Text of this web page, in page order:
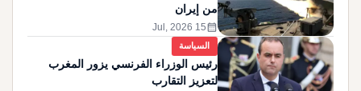
من إيران
calendar_month
15 Jul, 2026
السياسة
رئيس الوزراء الفرنسي يزور المغرب
لتعزيز التقارب